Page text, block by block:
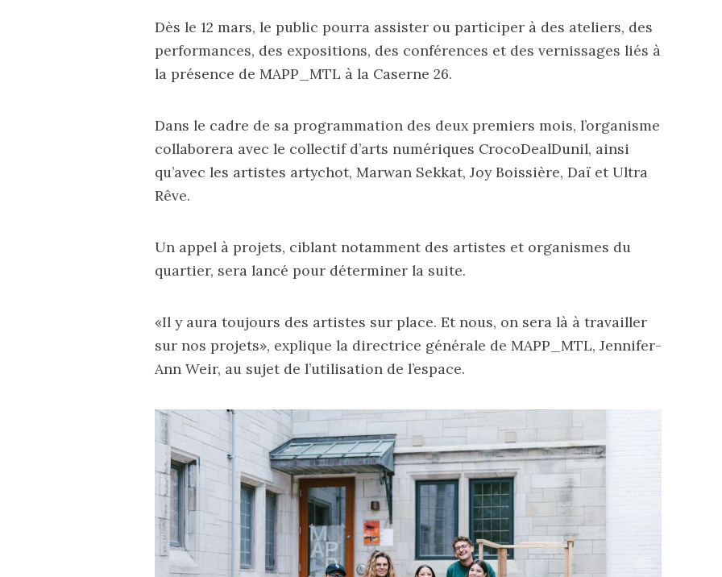
Dès le 12 mars, le public pourra assister ou participer à des ateliers, des
performances, des expositions, des conférences et des vernissages liés à
la présence de MAPP_MTL à la Caserne 26.
Dans le cadre de sa programmation des deux premiers mois, l’organisme
collaborera avec le collectif d’arts numériques CrocoDealDunil, ainsi
qu’avec les artistes artychot, Marwan Sekkat, Joy Boissière, Daï et Ultra
Rêve.
Un appel à projets, ciblant notamment des artistes et organismes du
quartier, sera lancé pour déterminer la suite.
«Il y aura toujours des artistes sur place. Et nous, on sera là à travailler
sur nos projets», explique la directrice générale de MAPP_MTL, Jennifer-
Ann Weir, au sujet de l’utilisation de l’espace.